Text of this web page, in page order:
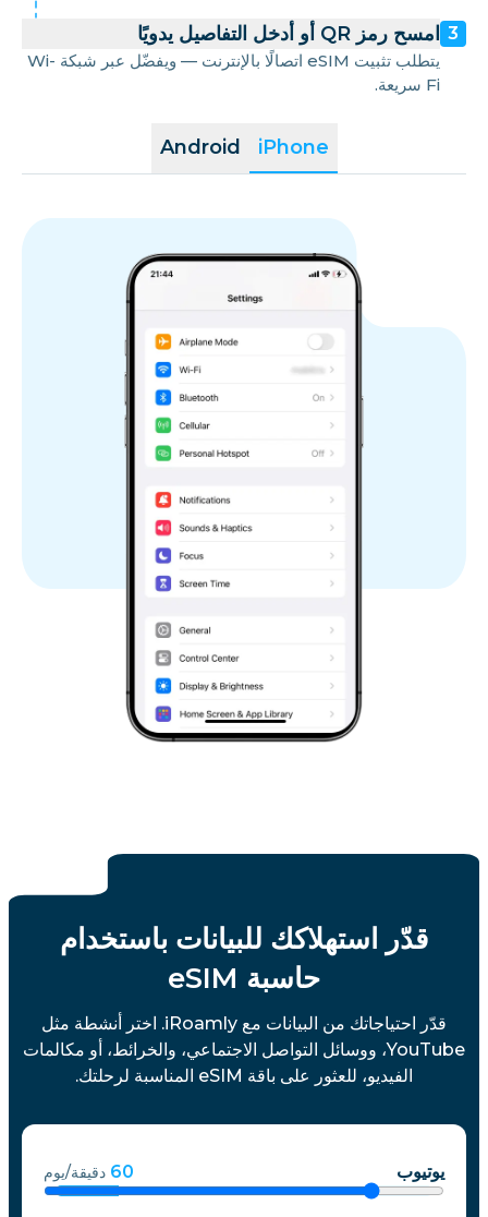
iPhone
Android
3 امسح رمز QR أو أدخل التفاصيل يدويًا
يتطلب تثبيت eSIM اتصالًا بالإنترنت — ويفضّل عبر شبكة Wi-
Fi سريعة.
قدّر استهلاكك للبيانات باستخدام
حاسبة eSIM
قدّر احتياجاتك من البيانات مع iRoamly. اختر أنشطة مثل
YouTube، ووسائل التواصل الاجتماعي، والخرائط، أو مكالمات
الفيديو، للعثور على باقة eSIM المناسبة لرحلتك.
يوتيوب 60 دقيقة/يوم